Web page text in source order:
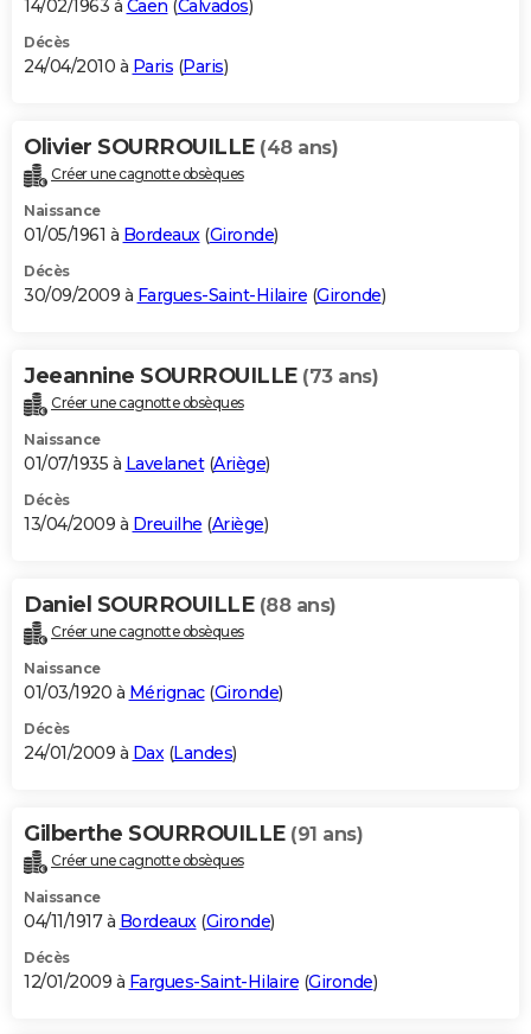
14/02/1963 à Caen (Calvados)
Décès
24/04/2010 à Paris (Paris)
Olivier SOURROUILLE (48 ans)
Créer une cagnotte obsèques
Naissance
01/05/1961 à Bordeaux(Gironde)
Décès
30/09/2009 à Fargues-Saint-Hilaire (Gironde)
Jeeannine SOURROUILLE (73 ans)
Créer une cagnotte obsèques
Naissance
01/07/1935 à Lavelanet(Ariège)
Décès
13/04/2009 à Dreuilhe (Ariège)
Daniel SOURROUILLE (88 ans)
Créer une cagnotte obsèques
Naissance
01/03/1920 à Mérignac(Gironde)
Décès
24/01/2009 à Dax(Landes)
Gilberthe SOURROUILLE (91 ans)
Créer une cagnotte obsèques
Naissance
04/11/1917 à Bordeaux(Gironde)
Décès
12/01/2009 à Fargues-Saint-Hilaire (Gironde)